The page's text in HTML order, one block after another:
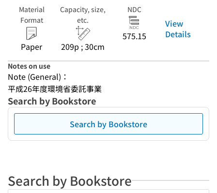
Material
Format
Paper
Capacity, size,
etc.
209p ; 30cm
NDC
575.15
View
Details
Notes on use
Note (General)：
平成26年度環境省委託事業
Search by Bookstore
Search by Bookstore
Search by Bookstore